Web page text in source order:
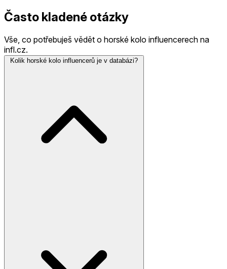
Často kladené otázky
Vše, co potřebuješ vědět o horské kolo influencerech na
infl.cz.
Kolik horské kolo influencerů je v databázi?